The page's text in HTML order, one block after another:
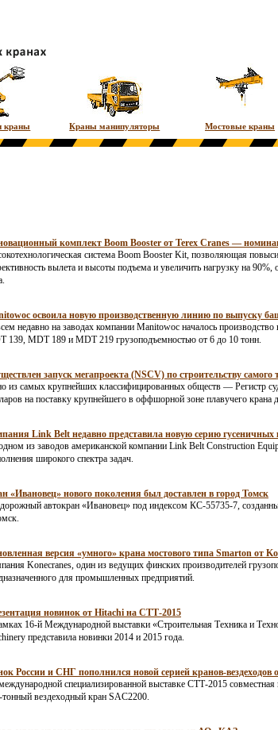
краны Краны манипуляторы Мостовые краны
комплект Boom Booster от Terex Cranes —
система Boom Booster Kit, позволяющая
вылета и высоты подъема и увеличить нагрузку на
освоила новую производственную линию по выпуску
недавно на заводах компании Manitowoc началось
139, MDT 189 и MDT 219 грузоподъемностью от 6 до 10 тонн.
запуск мегапроекта (NSCV) по строительству
из самых крупнейших классифицированных обществ — Регистр
на поставку крупнейшего в оффшорной зоне плавучего
Link Belt недавно представила новую серию гусеничных
из заводов американской компании Link Belt Construction
широкого спектра задач.
«Ивановец» нового поколения был доставлен в город Томск
автокран «Ивановец» под индексом КС-55735-7,
версия «умного» крана мостового типа Smarton от
Konecranes, один из ведущих финских производителей
для промышленных предприятий.
новинок от Hitachi на СТТ-2015
16-й Международной выставки «Строительная Техника и
представила новинки 2014 и 2015 года.
России и СНГ пополнился новой серией кранов-вездеходов
специализированной выставке СТТ-2015
тонный вездеходный кран SAC2200.